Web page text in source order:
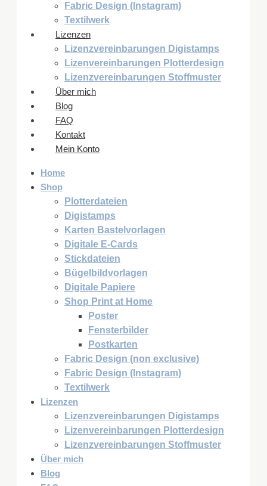
Fabric Design (Instagram)
Textilwerk
Lizenzen
Lizenzvereinbarungen Digistamps
Lizenvereinbarungen Plotterdesign
Lizenzvereinbarungen Stoffmuster
Über mich
Blog
FAQ
Kontakt
Mein Konto
Home
Shop
Plotterdateien
Digistamps
Karten Bastelvorlagen
Digitale E-Cards
Stickdateien
Bügelbildvorlagen
Digitale Papiere
Shop Print at Home
Poster
Fensterbilder
Postkarten
Fabric Design (non exclusive)
Fabric Design (Instagram)
Textilwerk
Lizenzen
Lizenzvereinbarungen Digistamps
Lizenvereinbarungen Plotterdesign
Lizenzvereinbarungen Stoffmuster
Über mich
Blog